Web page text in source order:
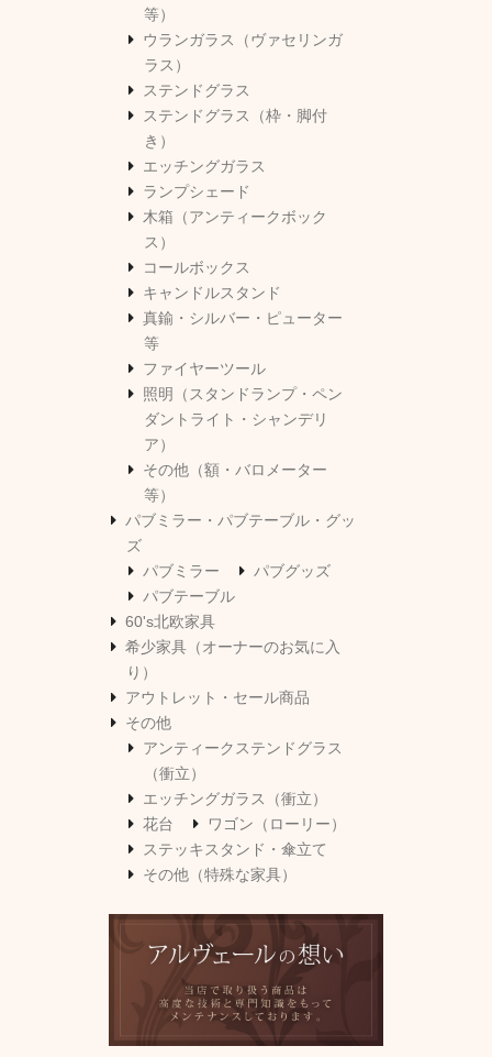
等）
ウランガラス（ヴァセリンガ
ラス）
ステンドグラス
ステンドグラス（枠・脚付
き）
エッチングガラス
ランプシェード
木箱（アンティークボック
ス）
コールボックス
キャンドルスタンド
真鍮・シルバー・ピューター
等
ファイヤーツール
照明（スタンドランプ・ペン
ダントライト・シャンデリ
ア）
その他（額・バロメーター
等）
パブミラー・パブテーブル・グッ
ズ
パブミラー
パブグッズ
パブテーブル
60's北欧家具
希少家具（オーナーのお気に入
り）
アウトレット・セール商品
その他
アンティークステンドグラス
（衝立）
エッチングガラス（衝立）
花台
ワゴン（ローリー）
ステッキスタンド・傘立て
その他（特殊な家具）